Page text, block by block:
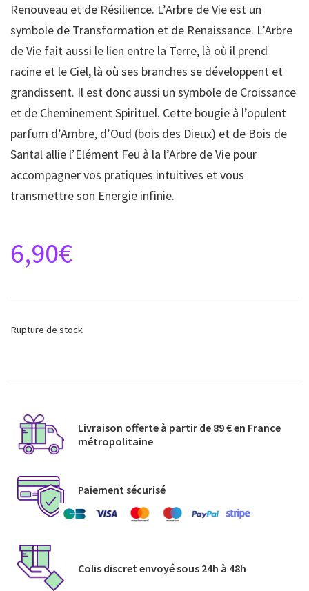
Renouveau et de Résilience. L’Arbre de Vie est un
symbole de Transformation et de Renaissance. L’Arbre
de Vie fait aussi le lien entre la Terre, là où il prend
racine et le Ciel, là où ses branches se développent et
grandissent. Il est donc aussi un symbole de Croissance
et de Cheminement Spirituel. Cette bougie à l’opulent
parfum d’Ambre, d’Oud (bois des Dieux) et de Bois de
Santal allie l’Elément Feu à la l’Arbre de Vie pour
accompagner vos pratiques intuitives et vous
transmettre son Energie infinie.
6,90€
Rupture de stock
Livraison offerte à partir de 89 € en France
métropolitaine​
Paiement sécurisé
Colis discret envoyé​ sous 24h à 48h​